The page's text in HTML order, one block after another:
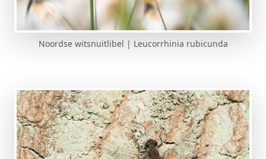
Noordse witsnuitlibel | Leucorrhinia rubicunda